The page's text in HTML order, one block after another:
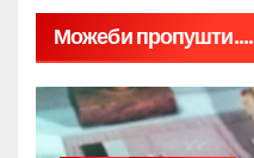
Можеби пропушти....